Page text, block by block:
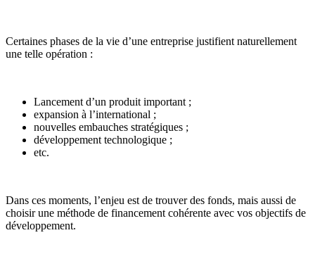
Certaines phases de la vie d’une entreprise justifient naturellement
une telle opération :
Lancement d’un produit important ;
expansion à l’international ;
nouvelles embauches stratégiques ;
développement technologique ;
etc.
Dans ces moments, l’enjeu est de trouver des fonds, mais aussi de
choisir une méthode de financement cohérente avec vos objectifs de
développement.